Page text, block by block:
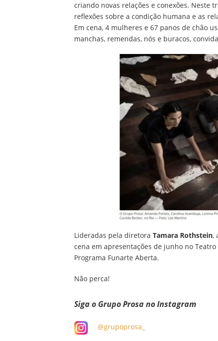
criando novas relações e conexões. Neste
reflexões sobre a condição humana e as
Em cena, 4 mulheres e 67 panos de chão
manchas, remendas, nós e buracos,
Lideradas pela diretora Tamara Rothstein,
cena em apresentações de junho no
Programa Funarte Aberta.
Não perca!
Siga o Grupo Prosa no Instagram
@grupoprosa_